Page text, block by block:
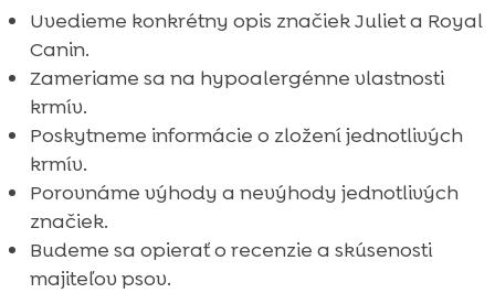
kuracieho mäsa a pšenice
 Ako správne zaviesť nové krmivo do stravy
psa
 Výhody hypoalergénnych krmív pre psov
Potravinové alergie u psov: Pravdy a mýty
Kde zakúpiť hypoalergénne krmivo pre
psov?
Udržiavanie zdravého životného štýlu pre
psa s alergiami
Uvedieme konkrétny opis značiek Juliet a Royal
Canin.
Zameriame sa na hypoalergénne vlastnosti
krmív.
Poskytneme informácie o zložení jednotlivých
krmív.
Porovnáme výhody a nevýhody jednotlivých
značiek.
Budeme sa opierať o recenzie a skúsenosti
majiteľov psov.